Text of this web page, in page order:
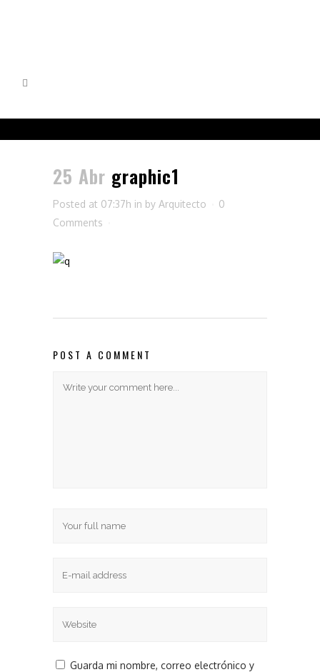
25 Abr graphic1
Posted at 07:37h in by Arquitecto
0
Comments
POST A COMMENT
Guarda mi nombre, correo electrónico y